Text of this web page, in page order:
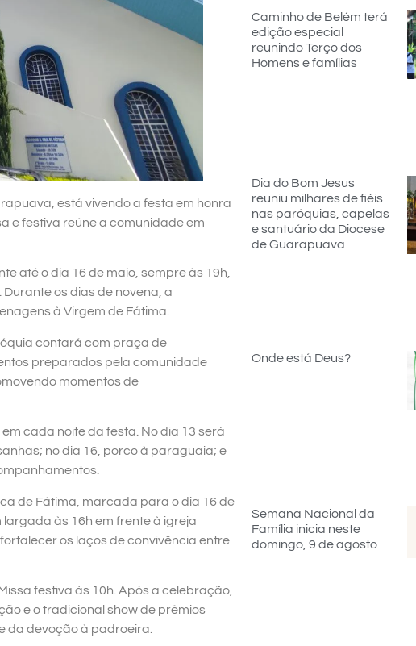
está vivendo a festa em honra
e festiva reúne a comunidade em
até o dia 16 de maio, sempre às 19h,
os dias de novena, a
à Virgem de Fátima.
contará com praça de
preparados pela comunidade
momentos de
cada noite da festa. No dia 13 será
no dia 16, porco à paraguaia; e
de Fátima, marcada para o dia 16 de
às 16h em frente à igreja
os laços de convivência entre
festiva às 10h. Após a celebração,
e o tradicional show de prêmios
da devoção à padroeira.
Caminho de Belém terá
edição especial
reunindo Terço dos
Homens e famílias
Dia do Bom Jesus
reuniu milhares de fiéis
nas paróquias, capelas
e santuário da Diocese
de Guarapuava
Onde está Deus?
Semana Nacional da
Família inicia neste
domingo, 9 de agosto